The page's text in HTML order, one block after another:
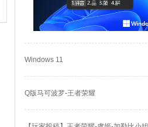
Windows 11
Q版马可波罗-王者荣耀